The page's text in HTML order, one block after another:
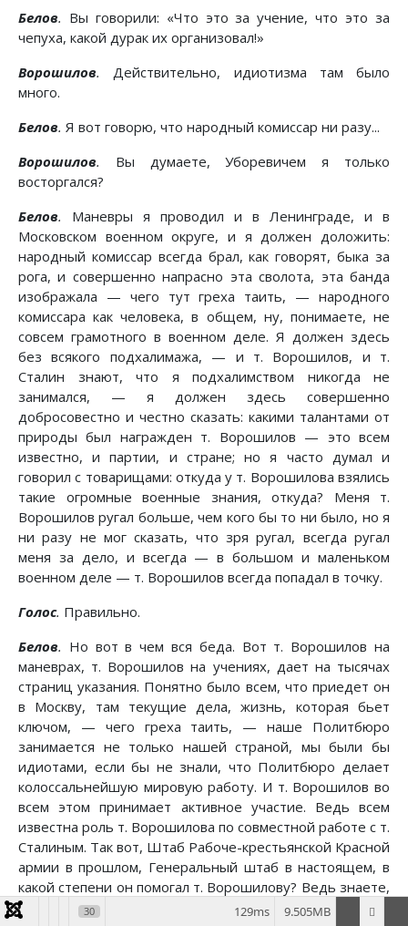
Белов. Вы говорили: «Что это за учение, что это за
чепуха, какой дурак их организовал!»
Ворошилов. Действительно, идиотизма там было
много.
Белов. Я вот говорю, что народный комиссар ни разу...
Ворошилов. Вы думаете, Уборевичем я только
восторгался?
Белов. Маневры я проводил и в Ленинграде, и в
Московском военном округе, и я должен доложить:
народный комиссар всегда брал, как говорят, быка за
рога, и совершенно напрасно эта сволота, эта банда
изображала — чего тут греха таить, — народного
комиссара как человека, в общем, ну, понимаете, не
совсем грамотного в военном деле. Я должен здесь
без всякого подхалимажа, — и т. Ворошилов, и т.
Сталин знают, что я подхалимством никогда не
занимался, — я должен здесь совершенно
добросовестно и честно сказать: какими талантами от
природы был награжден т. Ворошилов — это всем
известно, и партии, и стране; но я часто думал и
говорил с товарищами: откуда у т. Ворошилова взялись
такие огромные военные знания, откуда? Меня т.
Ворошилов ругал больше, чем кого бы то ни было, но я
ни разу не мог сказать, что зря ругал, всегда ругал
меня за дело, и всегда — в большом и маленьком
военном деле — т. Ворошилов всегда попадал в точку.
Голос. Правильно.
Белов. Но вот в чем вся беда. Вот т. Ворошилов на
маневрах, т. Ворошилов на учениях, дает на тысячах
страниц указания. Понятно было всем, что приедет он
в Москву, там текущие дела, жизнь, которая бьет
ключом, — чего греха таить, — наше Политбюро
занимается не только нашей страной, мы были бы
идиотами, если бы не знали, что Политбюро делает
колоссальнейшую мировую работу. И т. Ворошилов во
всем этом принимает активное участие. Ведь всем
известна роль т. Ворошилова по совместной работе с т.
Сталиным. Так вот, Штаб Рабоче-крестьянской Красной
армии в прошлом, Генеральный штаб в настоящем, в
какой степени он помогал т. Ворошилову? Ведь знаете,
так добросовестно говоря, ни одно указание, — т.е.
30 9.505MB
129ms